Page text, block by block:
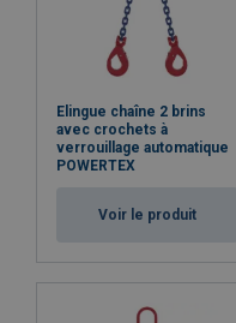
Elingue chaîne 2 brins
avec crochets à
verrouillage automatique
POWERTEX
Voir le produit